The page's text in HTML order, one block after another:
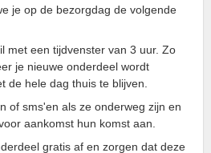
je op de bezorgdag de volgende
met een tijdvenster van 3 uur. Zo
je nieuwe onderdeel wordt
de hele dag thuis te blijven.
of sms'en als ze onderweg zijn en
aankomst hun komst aan.
gratis af en zorgen dat deze